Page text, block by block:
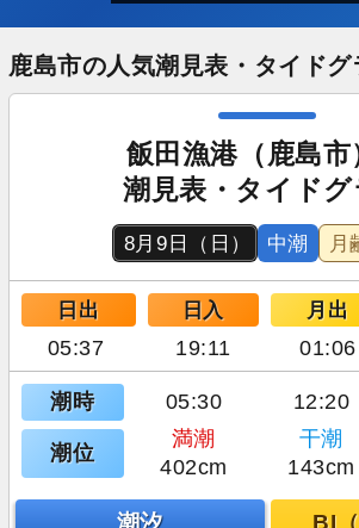
鹿島市の人気潮見表・タイドグ
飯田漁港（鹿島市
潮見表・タイドグ
8月9日（日） 中潮 月
日出 日入 月出
05:37 19:11 01:06
潮時 05:30 12:20
潮位
満潮 干潮
402cm
143cm
潮汐 BI